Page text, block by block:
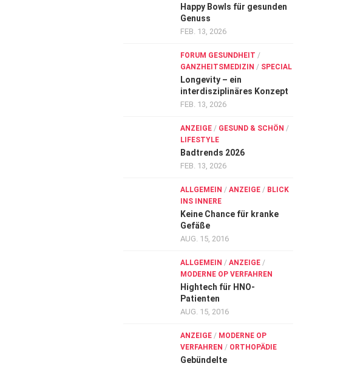
Happy Bowls für gesunden
Genuss
FEB. 13, 2026
FORUM GESUNDHEIT /
GANZHEITSMEDIZIN / SPECIAL
Longevity – ein
interdisziplinäres Konzept
FEB. 13, 2026
ANZEIGE / GESUND & SCHÖN /
LIFESTYLE
Badtrends 2026
FEB. 13, 2026
ALLGEMEIN / ANZEIGE / BLICK
INS INNERE
Keine Chance für kranke
Gefäße
AUG. 15, 2016
ALLGEMEIN / ANZEIGE /
MODERNE OP VERFAHREN
Hightech für HNO-
Patienten
AUG. 15, 2016
ANZEIGE / MODERNE OP
VERFAHREN / ORTHOPÄDIE
Gebündelte